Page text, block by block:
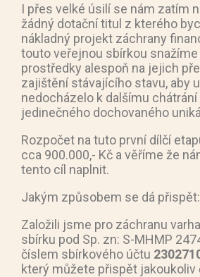
I přes velké úsilí se nám zatím
žádný dotační titul z kterého
nákladný projekt záchrany
touto veřejnou sbírkou
prostředky alespoň na jejich
zajištění stávajícího stavu, aby
nedocházelo k dalšímu
jedinečného dochovaného
Rozpočet na tuto první dílčí
cca 900.000,- Kč a věříme že
tento cíl naplnit.
Jakým způsobem se dá přispět:
Založili jsme pro záchranu
sbírku pod Sp. zn: S-MHMP
číslem sbírkového účtu
který můžete přispět jakoukoliv